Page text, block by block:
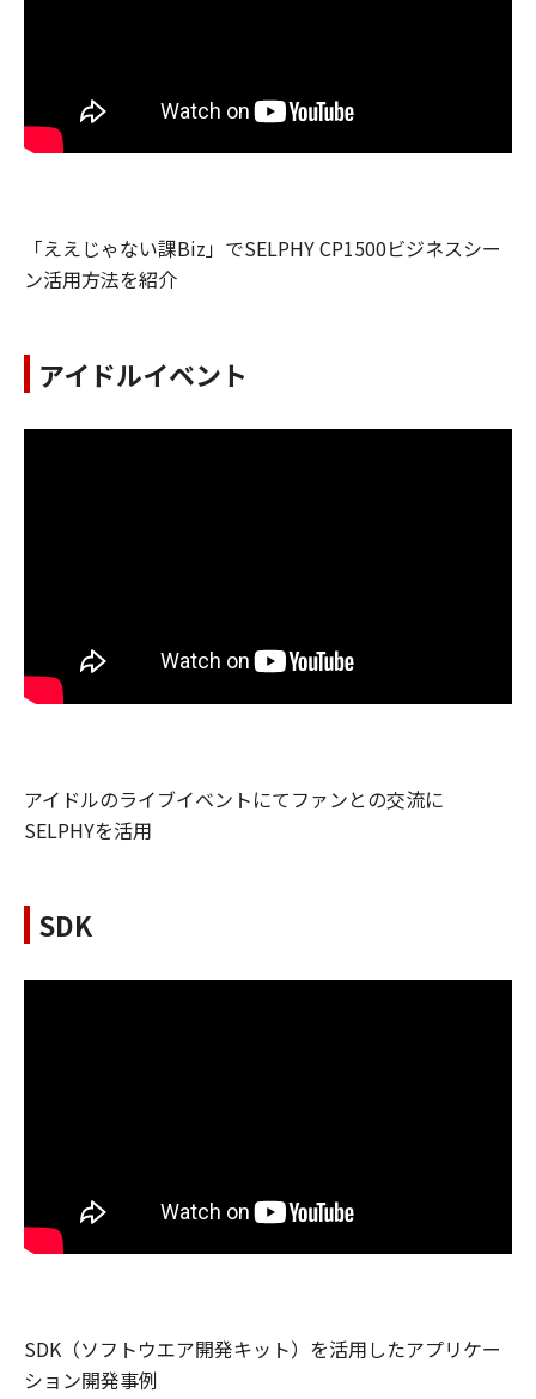
「ええじゃない課Biz」でSELPHY CP1500ビジネスシー
ン活用方法を紹介
アイドルイベント
アイドルのライブイベントにてファンとの交流に
SELPHYを活用
SDK
SDK（ソフトウエア開発キット）を活用したアプリケー
ション開発事例